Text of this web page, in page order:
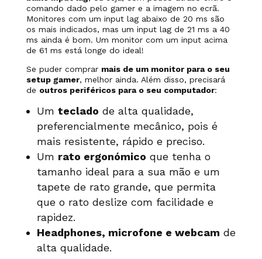
comando dado pelo gamer e a imagem no ecrã.
Monitores com um input lag abaixo de 20 ms são
os mais indicados, mas um input lag de 21 ms a 40
ms ainda é bom. Um monitor com um input acima
de 61 ms está longe do ideal!
Se puder comprar mais de um monitor para o seu
setup gamer, melhor ainda. Além disso, precisará
de outros periféricos para o seu computador:
Um teclado de alta qualidade,
preferencialmente mecânico, pois é
mais resistente, rápido e preciso.
Um rato ergonómico que tenha o
tamanho ideal para a sua mão e um
tapete de rato grande, que permita
que o rato deslize com facilidade e
rapidez.
Headphones, microfone e webcam de
alta qualidade.